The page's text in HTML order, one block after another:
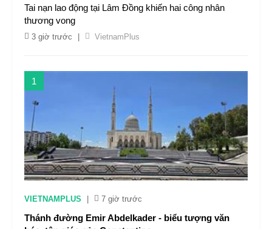
Tai nạn lao động tại Lâm Đồng khiến hai công nhân
thương vong
3 giờ trước VietnamPlus
1
VIETNAMPLUS 7 giờ trước
Thánh đường Emir Abdelkader - biểu tượng văn